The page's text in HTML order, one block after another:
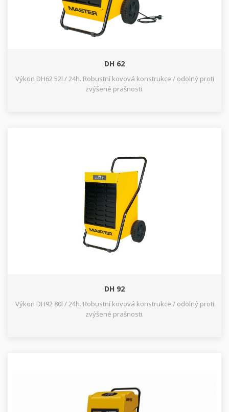
DH 62
Výkon DH62 52l / 24h. Robustní kovová konstrukce / odolný proti
zvýšené prašnosti.
DH 92
Výkon DH92 80l / 24h. Robustní kovová konstrukce / odolný proti
zvýšené prašnosti.